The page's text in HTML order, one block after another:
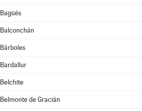
Bagüés
Balconchán
Bárboles
Bardallur
Belchite
Belmonte de Gracián